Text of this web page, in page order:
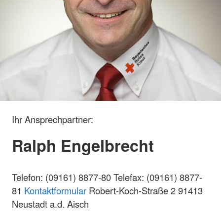
Ihr Ansprechpartner:
Ralph Engelbrecht
Telefon: (09161) 8877-80 Telefax: (09161) 8877-
81 Kontaktformular Robert-Koch-Straße 2 91413
Neustadt a.d. Aisch